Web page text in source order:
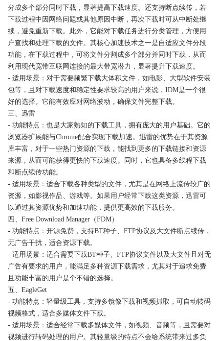
分成多个部分同时下载，显著提高下载速度。还支持断点续传，若
下载过程中因网络问题或其他原因中断，再次下载时可从中断处继
续，避免重新下载。此外，它能对下载任务进行分类管理，方便用
户查找和处理下载的文件。其核心加速技术之一是自适应文件分段
功能，在下载过程中，可将文件分割成多个部分并同时下载，从而
利用现代宽带互联网连接的最大带宽潜力，显著提升下载速度。
- 适用场景：对于需要频繁下载大体积文件，如电影、大型软件安装
包等，且对下载速度和稳定性要求较高的用户来说，IDM是一个很
好的选择。它能有效应对网络波动，确保文件完整下载。
三、迅雷
- 功能特点：也是大家熟知的下载工具，拥有庞大的用户基础。它的
浏览器扩展能与Chrome配合实现下载加速。迅雷的优势在于其资源
库丰富，对于一些热门资源的下载，能找到更多的下载链接和资源
来源，从而可能获得更快的下载速度。同时，它也具备多线程下载
和断点续传功能。
- 适用场景：适合下载各种类型的文件，尤其是在网络上流传较广的
资源，如影视作品、游戏等。如果用户经常下载这类资源，迅雷可
以通过其资源优势和加速功能，提供更高效的下载服务。
四、Free Download Manager（FDM）
- 功能特点：开源免费，支持BT种子、FTP协议及大文件断点续传，
无广告干扰，适合资源下载。
- 适用场景：适合需要下载BT种子、FTP协议文件以及大文件且对无
广告有要求的用户，能满足多种资源下载需求，尤其对于追求免费
且功能丰富的用户是个不错的选择。
五、EagleGet
- 功能特点：轻量级工具，支持多镜像下载和视频抓取，可自动转码
视频格式，适合多媒体文件下载。
- 适用场景：适合经常下载多媒体文件，如视频、音频等，且需要对
视频进行转码处理的用户。其轻量级的特点不会给系统带来过多负